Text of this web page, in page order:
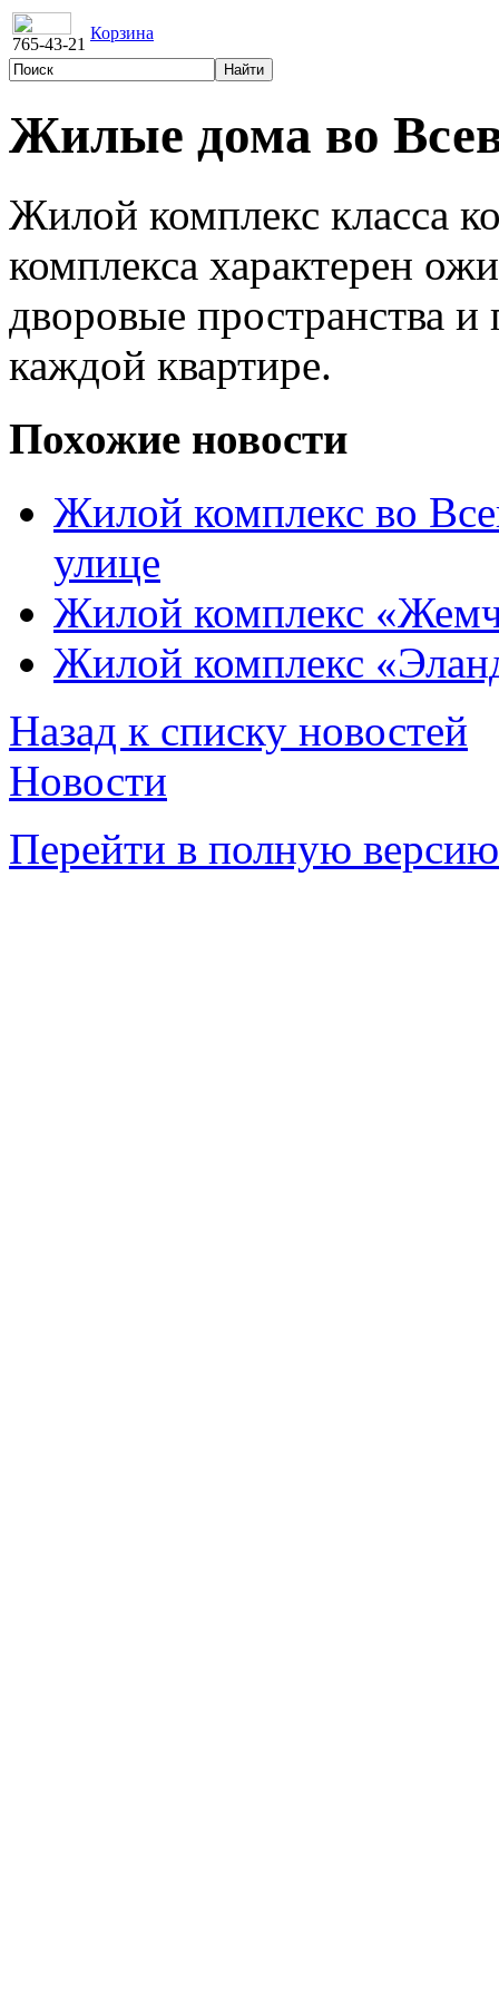
765-43-21
Корзина
Жилые дома во
Жилой комплекс класса
комплекса характерен
дворовые пространства
каждой квартире.
Похожие новости
Жилой комплекс во
улице
Жилой комплекс
Жилой комплекс
Назад к списку новостей
Новости
Перейти в полную версию